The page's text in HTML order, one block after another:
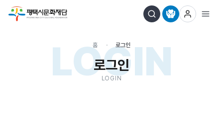
LOGIN
홈 로그인
로그인
LOGIN